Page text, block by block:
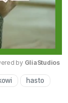
Mute
by GliaStudios
hasto